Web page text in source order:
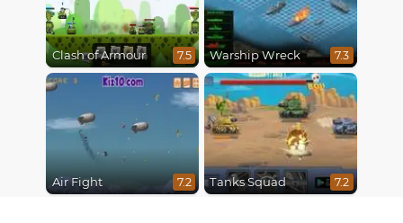
Clash of Armour 7.5 Warship Wreck 7.3
Air Fight 7.2 Tanks Squad 7.2